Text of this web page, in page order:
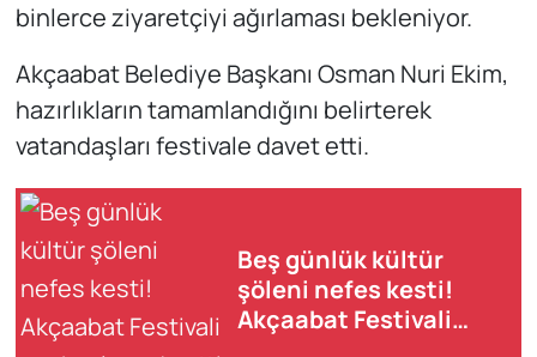
binlerce ziyaretçiyi ağırlaması bekleniyor.
Akçaabat Belediye Başkanı Osman Nuri Ekim,
hazırlıkların tamamlandığını belirterek
vatandaşları festivale davet etti.
Beş günlük kültür
şöleni nefes kesti!
Akçaabat Festivali